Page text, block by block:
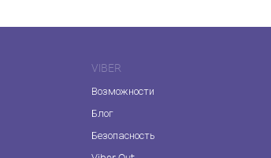
VIBER
Возможности
Блог
Безопасность